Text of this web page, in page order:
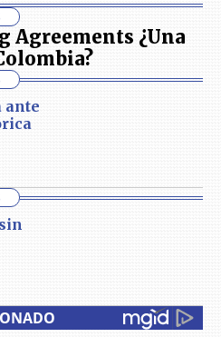
Agreements ¿Una
ante